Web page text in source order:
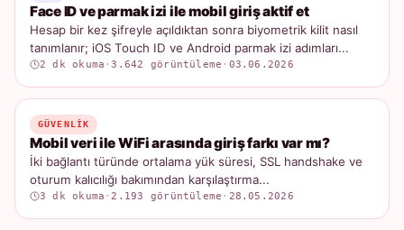
Face ID ve parmak izi ile mobil giriş aktif et
Hesap bir kez şifreyle açıldıktan sonra biyometrik kilit nasıl
tanımlanır; iOS Touch ID ve Android parmak izi adımları...
2 dk okuma ·3.642 görüntüleme · 03.06.2026
GÜVENLIK
Mobil veri ile WiFi arasında giriş farkı var mı?
İki bağlantı türünde ortalama yük süresi, SSL handshake ve
oturum kalıcılığı bakımından karşılaştırma...
3 dk okuma ·2.193 görüntüleme · 28.05.2026